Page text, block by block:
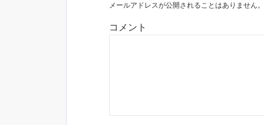
メールアドレスが公開されることはありません。
コメント